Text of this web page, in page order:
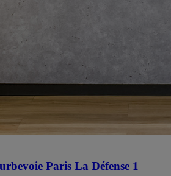
Paris La Défense 1